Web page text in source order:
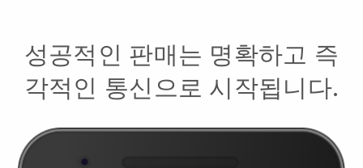
성공적인 판매는 명확하고 즉
각적인 통신으로 시작됩니다.